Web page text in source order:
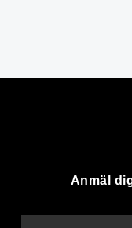
Anmäl